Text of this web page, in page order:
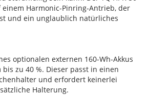
Harmonic-Pinring-Antrieb, der
und ein unglaublich natürliches
optionalen externen 160-Wh-Akkus
zu 40 %. Dieser passt in einen
und erfordert keinerlei
Halterung.